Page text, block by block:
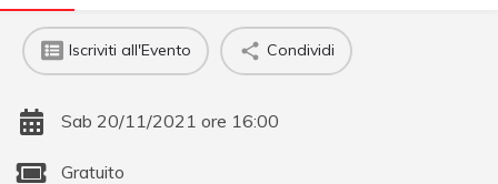
Iscriviti all'Evento Condividi
Sab 20/11/2021 ore 16:00
Gratuito